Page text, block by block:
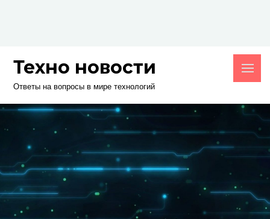
Техно новости
Ответы на вопросы в мире технологий